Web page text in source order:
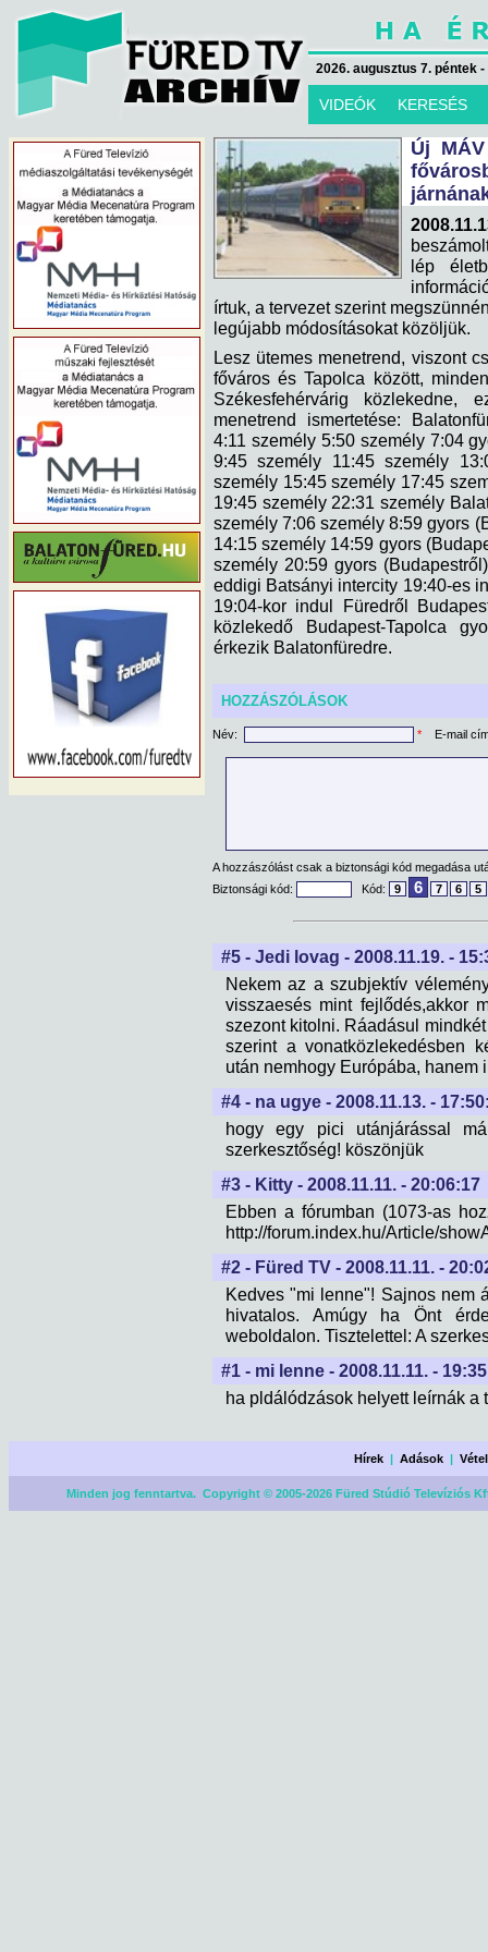
2026. augusztus 7. péntek
VIDEÓK KERESÉS
Új
lép
írtuk, a tervezet szerint
legújabb módosításokat közöljük.
Lesz ütemes menetrend, viszont
főváros és Tapolca között,
Székesfehérvárig közlekedne,
menetrend ismertetése:
4:11 személy 5:50 személy 7:04
9:45 személy 11:45 személy
személy 15:45 személy 17:45
19:45 személy 22:31 személy
személy 7:06 személy 8:59 gyors
14:15 személy 14:59 gyors
személy 20:59 gyors
eddigi Batsányi intercity 19:40-es
19:04-kor indul Füredről
közlekedő Budapest-Tapolca
érkezik Balatonfüredre.
HOZZÁSZÓLÁSOK
Név: * E-mail
A hozzászólást csak a biztonsági kód megadása
Biztonsági kód:
Kód: 9 6 7 6 5
#5 - Jedi lovag - 2008.11.19. -
Nekem az a szubjektív
visszaesés mint fejlődés,akkor
szezont kitolni. Ráadásul
szerint a vonatközlekedésben
után nemhogy Európába, hanem
#4 - na ugye - 2008.11.13. -
hogy egy pici utánjárással
szerkesztőség! köszönjük
#3 - Kitty - 2008.11.11. - 20:06:17
Ebben a fórumban (1073-as
http://forum.index.hu/Article/
#2 - Füred TV - 2008.11.11. -
Kedves "mi lenne"! Sajnos nem
hivatalos. Amúgy ha Önt
weboldalon. Tisztelettel: A
#1 - mi lenne - 2008.11.11. -
ha pldálódzások helyett leírnák a
Hírek |Adások |
Minden jog fenntartva. Copyright © 2005-2026 Füred Stúdió Televíziós